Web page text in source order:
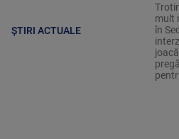
ȘTIRI ACTUALE
mult
în